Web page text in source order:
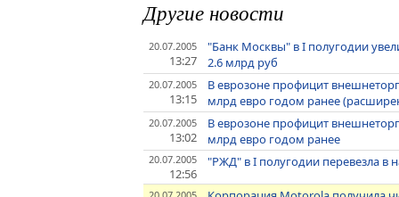
Другие новости
20.07.2005
13:27
"Банк Москвы" в I полугодии
2.6 млрд руб
20.07.2005
13:15
В еврозоне профицит
млрд евро годом ранее
20.07.2005
13:02
В еврозоне профицит
млрд евро годом ранее
20.07.2005
12:56
"РЖД" в I полугодии перевезла в